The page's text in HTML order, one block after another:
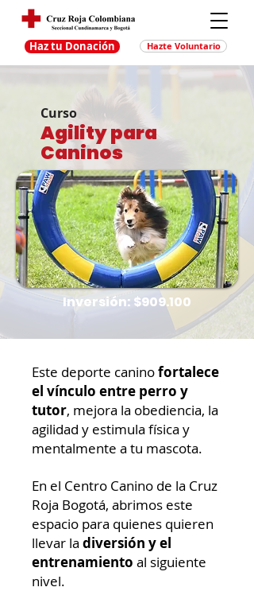
Haz tu Donación Hazte Voluntario
Inversión: $909.100
Curso
Agility para
Caninos
Este deporte caninofortalece
el vínculo entre perro y
tutor, mejora la obediencia, la
agilidad y estimula física y
mentalmente a tu mascota.
En el Centro Canino de la Cruz
Roja Bogotá, abrimos este
espacio para quienes quieren
llevar la diversión y el
entrenamiento al siguiente
nivel.